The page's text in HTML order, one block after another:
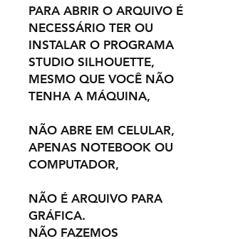
PARA ABRIR O ARQUIVO É
NECESSÁRIO TER OU
INSTALAR O PROGRAMA
STUDIO SILHOUETTE,
MESMO QUE VOCÊ NÃO
TENHA A MÁQUINA,
NÃO ABRE EM CELULAR,
APENAS NOTEBOOK OU
COMPUTADOR,
NÃO É ARQUIVO PARA
GRÁFICA.
NÃO FAZEMOS